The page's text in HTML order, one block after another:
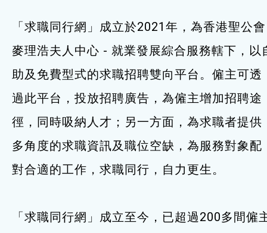
僱主及企業服務
特別服務項目
最新消息
服務單位及聯絡
「求職同行網」成立於2021年，為香港聖公會
麥理浩夫人中心 - 就業發展綜合服務轄下，以
助及免費型式的求職招聘雙向平台。僱主可透
過此平台，投放招聘廣告，為僱主增加招聘途
徑，同時吸納人才；另一方面，為求職者提供
多角度的求職資訊及職位空缺，為服務對象配
對合適的工作，求職同行，自力更生。
「求職同行網」成立至今，已超過200多間僱